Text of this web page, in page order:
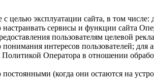
целью эксплуатации сайта, в том
сервисы и функции сайта
пользователям целевой
интересов пользователей;
Оператора в отношении
(когда они остаются на